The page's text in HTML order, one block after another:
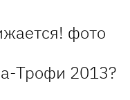
Трофи 2013?